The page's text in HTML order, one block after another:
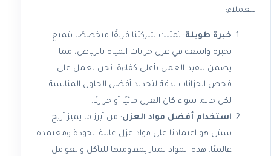
للعملاء:
خبرة طويلة: تمتلك شركتنا فريقًا متخصصًا يتمتع
بخبرة واسعة في عزل خزانات المياه بالرياض، مما
يضمن تنفيذ العمل بأعلى كفاءة. نحن نعمل على
فحص الخزانات بدقة لتحديد أفضل الحلول المناسبة
لكل حالة، سواء كان العزل مائيًا أو حراريًا.
استخدام أفضل مواد العزل: من أبرز ما يميز أريج
سيتي هو اعتمادنا على مواد عزل عالية الجودة ومعتمدة
عالميًا. هذه المواد تمتاز بمقاومتها للتآكل والعوامل